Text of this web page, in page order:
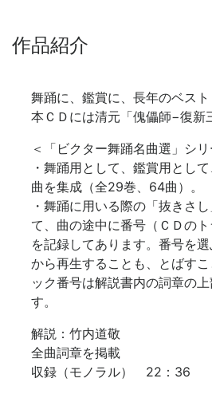
作品紹介
舞踊に、鑑賞に、長年のベスト
本ＣＤには清元「傀儡師−復新
＜「ビクター舞踊名曲選」シ
・舞踊用として、鑑賞用とし
曲を集成（全29巻、64曲）。
・舞踊に用いる際の「抜きさ
て、曲の途中に番号（ＣＤのト
を記録してあります。番号を
から再生することも、とばす
ック番号は解説書内の詞章の
す。
解説：竹内道敬
全曲詞章を掲載
収録（モノラル） 22：36